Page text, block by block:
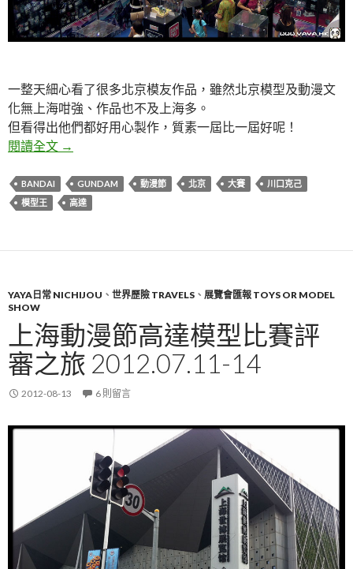
一整天細心看了很多北京模友作品，雖然北京模型及動漫文
化無上海咁強、作品也不及上海多。
但看得出他們都好用心製作，質素一屆比一屆好呢！
閱讀全文 北京高達比賽評審之旅 2012.08.01-02
→
BANDAI GUNDAM 動漫節 北京 大賽
川口克己
模型王
高達
YAYA日常 NICHIJOU 、 世界歷險 TRAVELS 、 展覽會匯報 TOYS OR MODEL
SHOW
上海動漫節高達模型比賽評
審之旅 2012.07.11-14
2012-08-13 6 則留言